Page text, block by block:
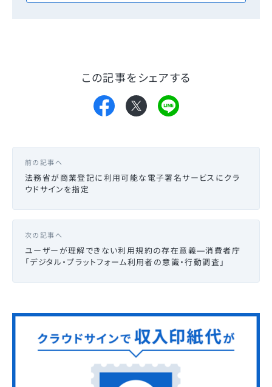
この記事をシェアする
前の記事へ
法務省が商業登記に利用可能な電子署名サービスにクラ
ウドサインを指定
次の記事へ
ユーザーが理解できない利用規約の存在意義—消費者庁
「デジタル・プラットフォーム利用者の意識・行動調査」